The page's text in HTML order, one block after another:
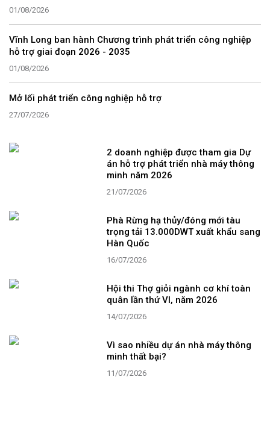
01/08/2026
Vĩnh Long ban hành Chương trình phát triển công nghiệp
hỗ trợ giai đoạn 2026 - 2035
01/08/2026
Mở lối phát triển công nghiệp hỗ trợ
27/07/2026
2 doanh nghiệp được tham gia Dự
án hỗ trợ phát triển nhà máy thông
minh năm 2026
21/07/2026
Phà Rừng hạ thủy/đóng mới tàu
trọng tải 13.000DWT xuất khẩu sang
Hàn Quốc
16/07/2026
Hội thi Thợ giỏi ngành cơ khí toàn
quân lần thứ VI, năm 2026
14/07/2026
Vì sao nhiều dự án nhà máy thông
minh thất bại?
11/07/2026